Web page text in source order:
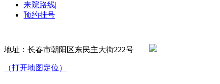
来院路线|
预约挂号
地址：长春市朝阳区东民主大街222号
（打开地图定位）